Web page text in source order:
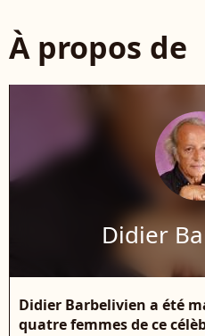
À propos de
Didier
Didier Barbelivien a été
quatre femmes de ce